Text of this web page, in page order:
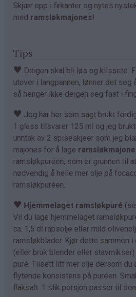
Skjær opp i firkanter og nytes
med ramsløkmajones!
Tips
♥ Deigen skal bli løs og klissete.
utover i langpannen, lønner det seg
så henger ikke deigen seg fast i
♥ Jeg har her som sagt brukt
1 glass tilsvarer 125 ml og jeg
unntak av 2 spiseskjeer som jeg
majones for å lage
ramsløkpuréen, som er grunnen til
nødvendig å helle mer olje på
ramsløkpuréen.
♥ Hjemmelaget ramsløkpuré
Vil du lage hjemmelaget
ca. 1,5 dl rapsolje eller mild
ramsløkblader. Kjør dette sammen
(eller bruk blender eller
puré. Tilsett litt mer olje dersom du
flytende konsistens på puréen.
flaksalt. 1 slik porsjon passer til